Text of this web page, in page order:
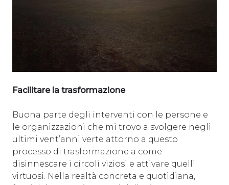
Facilitare la trasformazione
Buona parte degli interventi con le persone e
le organizzazioni che mi trovo a svolgere negli
ultimi vent’anni verte attorno a questo
processo di trasformazione a come
disinnescare i circoli viziosi e attivare quelli
virtuosi. Nella realtà concreta e quotidiana,